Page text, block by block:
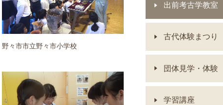
野々市市立野々市小学校
出前考古学教室
古代体験まつり
団体見学・体験
学習講座